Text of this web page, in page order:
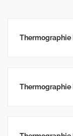
Thermographie
Thermographie